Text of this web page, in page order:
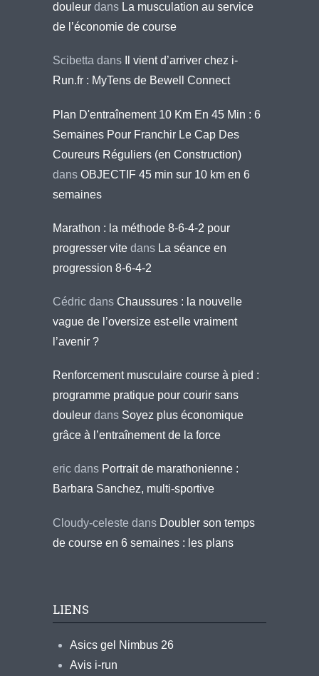
douleur dans La musculation au service
de l’économie de course
Scibetta dans
Il vient d’arriver chez i-
Run.fr : MyTens de Bewell Connect
Plan D'entraînement 10 Km En 45 Min : 6
Semaines Pour Franchir Le Cap Des
Coureurs Réguliers (en Construction)
dans OBJECTIF 45 min sur 10 km en 6
semaines
Marathon : la méthode 8-6-4-2 pour
progresser vite dans La séance en
progression 8-6-4-2
Cédric dans Chaussures : la nouvelle
vague de l’oversize est-elle vraiment
l’avenir ?
Renforcement musculaire course à pied :
programme pratique pour courir sans
douleur dans Soyez plus économique
grâce à l’entraînement de la force
eric dans Portrait de marathonienne :
Barbara Sanchez, multi-sportive
Cloudy-celeste dans Doubler son temps
de course en 6 semaines : les plans
LIENS
Asics gel Nimbus 26
Avis i-run